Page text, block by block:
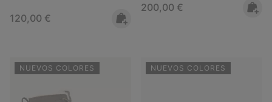
Regular price:
120,00 €
Regular price:
200,00 €
NUEVOS COLORES NUEVOS COLORES